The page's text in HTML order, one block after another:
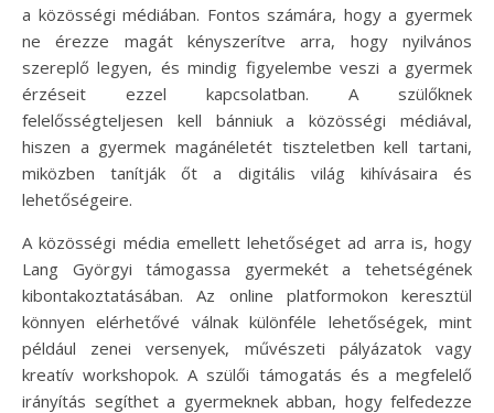
a közösségi médiában. Fontos számára, hogy a gyermek
ne érezze magát kényszerítve arra, hogy nyilvános
szereplő legyen, és mindig figyelembe veszi a gyermek
érzéseit ezzel kapcsolatban. A szülőknek
felelősségteljesen kell bánniuk a közösségi médiával,
hiszen a gyermek magánéletét tiszteletben kell tartani,
miközben tanítják őt a digitális világ kihívásaira és
lehetőségeire.
A közösségi média emellett lehetőséget ad arra is, hogy
Lang Györgyi támogassa gyermekét a tehetségének
kibontakoztatásában. Az online platformokon keresztül
könnyen elérhetővé válnak különféle lehetőségek, mint
például zenei versenyek, művészeti pályázatok vagy
kreatív workshopok. A szülői támogatás és a megfelelő
irányítás segíthet a gyermeknek abban, hogy felfedezze